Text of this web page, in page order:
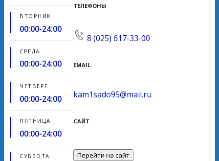
ВТОРНИК
00:00-24:00
СРЕДА
00:00-24:00
ЧЕТВЕРГ
00:00-24:00
ПЯТНИЦА
00:00-24:00
СУББОТА
ТЕЛЕФОНЫ
8 (025) 617-33-00
EMAIL
kam1sado95@mail.ru
САЙТ
Перейти на сайт